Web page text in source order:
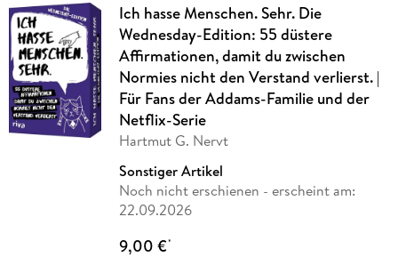
Ich hasse Menschen. Sehr. Die
Wednesday-Edition: 55 düstere
Affirmationen, damit du zwischen
Normies nicht den Verstand verlierst. |
Für Fans der Addams-Familie und der
Netflix-Serie
Hartmut G. Nervt
Sonstiger Artikel
Noch nicht erschienen - erscheint am:
22.09.2026
9,00 €*